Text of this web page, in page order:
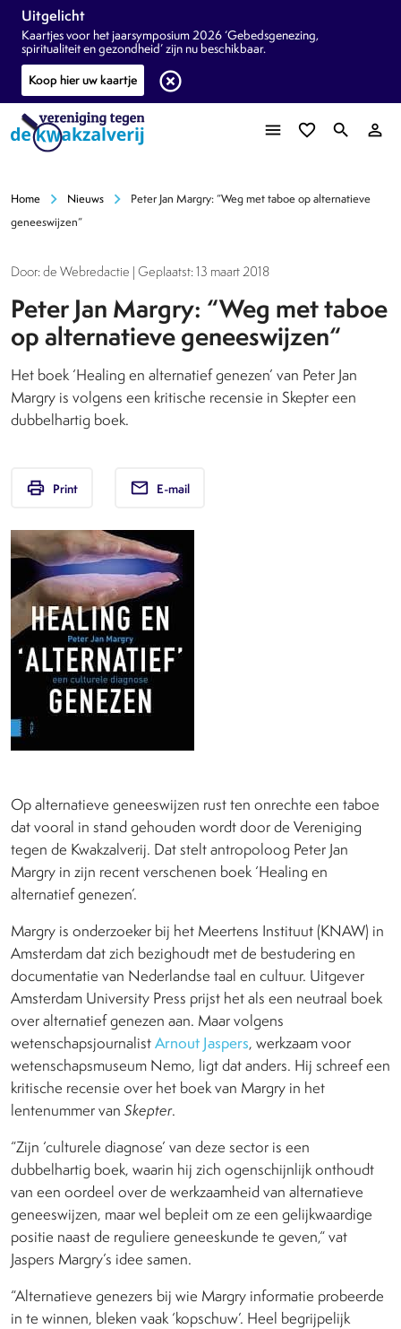
Uitgelicht
Kaartjes voor het jaarsymposium 2026 ‘Gebedsgenezing,
spiritualiteit en gezondheid’ zijn nu beschikbaar.
Koop hier uw kaartje
highlight_off
menu favorite_border search person_outline
Home chevron_right Nieuws chevron_right
Peter Jan Margry: “Weg met taboe op alternatieve
geneeswijzen“
Door: de Webredactie | Geplaatst: 13 maart 2018
Peter Jan Margry: “Weg met taboe
op alternatieve geneeswijzen“
Het boek ‘Healing en alternatief genezen’ van Peter Jan
Margry is volgens een kritische recensie in Skepter een
dubbelhartig boek.
print Print email E-mail
Op alternatieve geneeswijzen rust ten onrechte een taboe
dat vooral in stand gehouden wordt door de Vereniging
tegen de Kwakzalverij. Dat stelt antropoloog Peter Jan
Margry in zijn recent verschenen boek ‘Healing en
alternatief genezen’.
Margry is onderzoeker bij het Meertens Instituut (KNAW) in
Amsterdam dat zich bezighoudt met de bestudering en
documentatie van Nederlandse taal en cultuur. Uitgever
Amsterdam University Press prijst het als een neutraal boek
over alternatief genezen aan. Maar volgens
wetenschapsjournalistArnout Jaspers, werkzaam voor
wetenschapsmuseum Nemo, ligt dat anders. Hij schreef een
kritische recensie over het boek van Margry in het
lentenummer van Skepter.
“Zijn ‘culturele diagnose’ van deze sector is een
dubbelhartig boek, waarin hij zich ogenschijnlijk onthoudt
van een oordeel over de werkzaamheid van alternatieve
geneeswijzen, maar wel bepleit om ze een gelijkwaardige
positie naast de reguliere geneeskunde te geven,“ vat
Jaspers Margry’s idee samen.
“Alternatieve genezers bij wie Margry informatie probeerde
in te winnen, bleken vaak ‘kopschuw’. Heel begrijpelijk